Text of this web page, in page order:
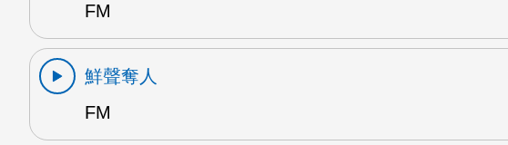
FM
鮮聲奪人
FM